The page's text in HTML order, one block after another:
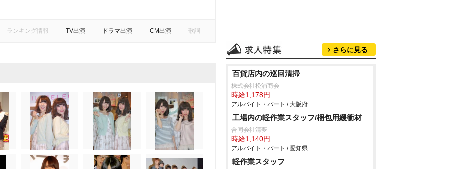
ランキング情報 TV出演 ドラマ出演 CM出演 歌詞
さらに見る
百貨店内の巡回清掃
株式会社松浦商会
時給1,178円
アルバイト・パート / 大阪府
工場内の軽作業スタッフ/梱包用緩衝材
合同会社清夢
時給1,140円
アルバイト・パート / 愛知県
軽作業スタッフ